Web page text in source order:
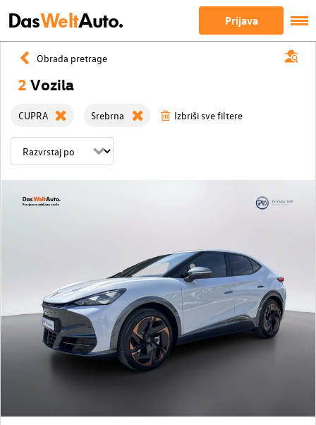
DasWeltAuto. Prijava
Obrada pretrage
2 Vozila
CUPRA Srebrna Izbriši sve filtere